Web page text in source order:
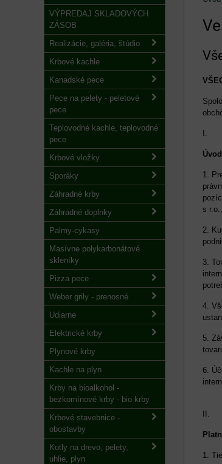
I.
1.
s
2.
3.
4.
5.
6.
II.
1.
VÝPREDAJ SKLADOVÝCH
ZÁSOB
Realizácie, galéria, štúdio
Krbové kachle
Kanadské pece
Pece na pelety - peletové
pece
Teplovodné kachle, teplovodné
pece
Krbové vložky
Sporáky
Záhradné krby
Záhradné doplnky
Palmy-cykasy
Masívne polykarbonátové
skleníky
Pizza pece
Weber grily - prenosné
Udiarne
Elektrické krby
Plynové krby
Kachle na plyn
Krby na bioalkohol -
bezkomínové krby - bio krby
Krbové stavebnice -
obostavby
Kotly na drevo, pelety,
uhlie, plyn